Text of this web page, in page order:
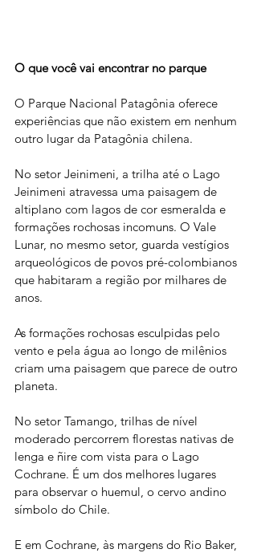
O que você vai encontrar no parque
O Parque Nacional Patagônia oferece
experiências que não existem em nenhum
outro lugar da Patagônia chilena.
No setor Jeinimeni, a trilha até o Lago
Jeinimeni atravessa uma paisagem de
altiplano com lagos de cor esmeralda e
formações rochosas incomuns. O Vale
Lunar, no mesmo setor, guarda vestígios
arqueológicos de povos pré-colombianos
que habitaram a região por milhares de
anos.
As formações rochosas esculpidas pelo
vento e pela água ao longo de milênios
criam uma paisagem que parece de outro
planeta.
No setor Tamango, trilhas de nível
moderado percorrem florestas nativas de
lenga e ñire com vista para o Lago
Cochrane. É um dos melhores lugares
para observar o huemul, o cervo andino
símbolo do Chile.
E em Cochrane, às margens do Rio Baker,